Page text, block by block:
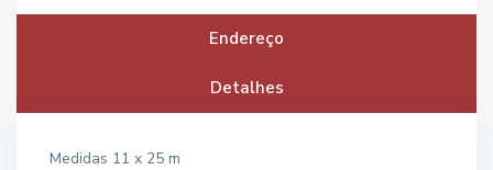
Endereço
Detalhes
Medidas 11 x 25 m